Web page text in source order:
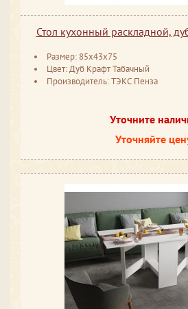
Стол кухонный раскладной,
Размер: 85x43x75
Цвет: Дуб Крафт Табачный
Производитель: ТЭКС Пенза
Уточните
Уточняйте